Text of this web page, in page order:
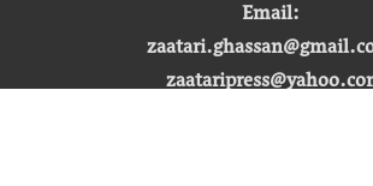
Email: